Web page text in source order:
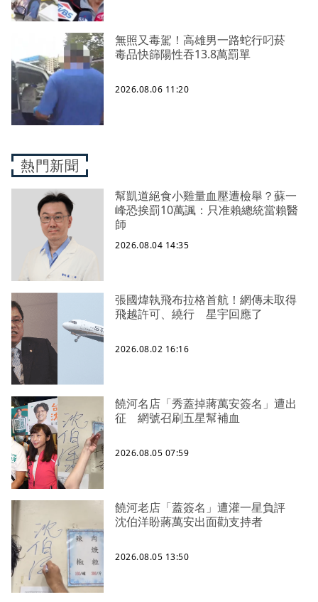
無照又毒駕！高雄男一路蛇行叼菸
毒品快篩陽性吞13.8萬罰單
2026.08.06 11:20
熱門新聞
幫凱道絕食小雞量血壓遭檢舉？蘇一
峰恐挨罰10萬諷：只准賴總統當賴醫
師
2026.08.04 14:35
張國煒執飛布拉格首航！網傳未取得
飛越許可、繞行 星宇回應了
2026.08.02 16:16
饒河名店「秀蓋掉蔣萬安簽名」遭出
征 網號召刷五星幫補血
2026.08.05 07:59
饒河老店「蓋簽名」遭灌一星負評
沈伯洋盼蔣萬安出面勸支持者
2026.08.05 13:50